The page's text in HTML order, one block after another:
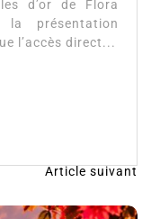
Article suivant